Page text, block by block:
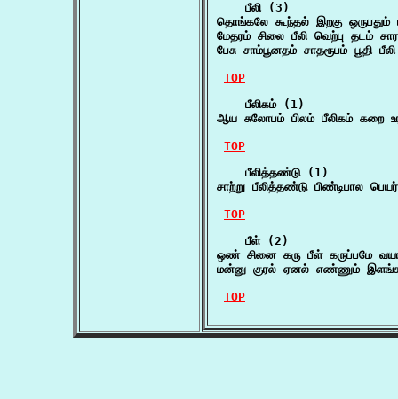
    பீலி (3)
தொங்கலே கூந்தல் இறகு
மேதரம் சிலை பீலி வெற்பு தடம்
பேசு சாம்பூனதம் சாதரூபம்
TOP
    பீலிகம் (1)
ஆய சுலோபம் பிலம் பீலிகம் கறை
TOP
    பீலித்தண்டு (1)
சாற்று பீலித்தண்டு பிண்டிபால
TOP
    பீள் (2)
ஒண் சினை கரு பீள் கருப்பமே
மன்னு குரல் ஏனல் எண்ணும்
TOP